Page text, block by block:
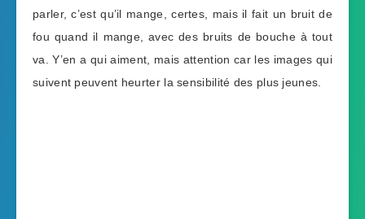
parler, c’est qu’il mange, certes, mais il fait un bruit de
fou quand il mange, avec des bruits de bouche à tout
va. Y’en a qui aiment, mais attention car les images qui
suivent peuvent heurter la sensibilité des plus jeunes.